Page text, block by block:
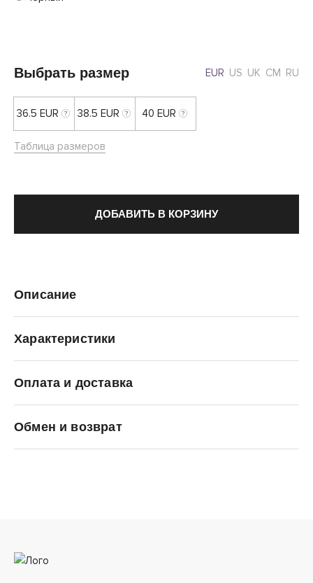
Выбрать размер EUR US UK CM RU
36.5 EUR 38.5 EUR 40 EUR
Таблица размеров
ДОБАВИТЬ В КОРЗИНУ
Описание
Характеристики
Оплата и доставка
Обмен и возврат